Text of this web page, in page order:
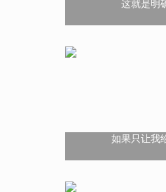
这就是明
如果只让我